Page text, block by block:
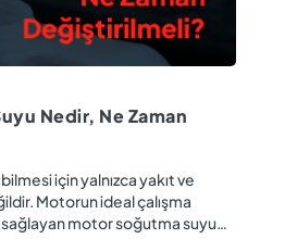
Nedir, Ne Zaman
için yalnızca yakıt ve
Motorun ideal çalışma
sağlayan motor soğutma suyu